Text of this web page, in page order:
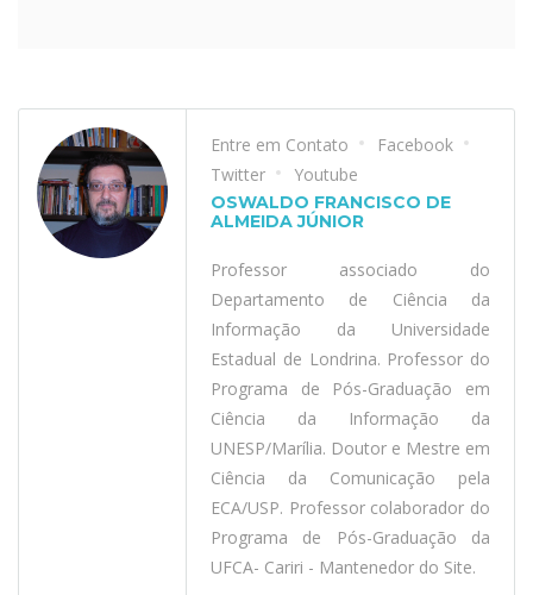
Entre em Contato
Facebook
Twitter
Youtube
OSWALDO FRANCISCO DE
ALMEIDA JÚNIOR
Professor associado do
Departamento de Ciência da
Informação da Universidade
Estadual de Londrina. Professor do
Programa de Pós-Graduação em
Ciência da Informação da
UNESP/Marília. Doutor e Mestre em
Ciência da Comunicação pela
ECA/USP. Professor colaborador do
Programa de Pós-Graduação da
UFCA- Cariri - Mantenedor do Site.